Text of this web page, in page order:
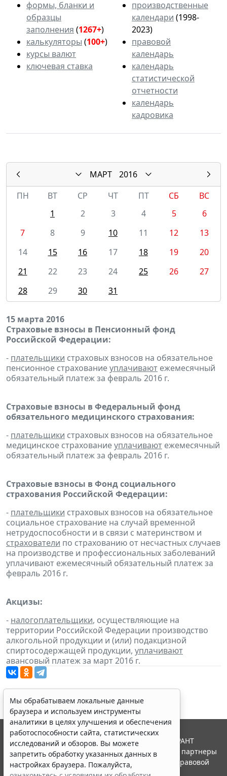
формы, бланки и
образцы
заполнения (1267+)
калькуляторы (100+)
курсы валют
ключевая ставка
производственные
календари (1998-
2023)
правовой
календарь
календарь
статистической
отчетности
календарь
кадровика
МАРТ
2016
ПН
ВТ СР ЧТ ПТ СБ
ВС
1
2 3 4 5
6
7
8 9 10 11 12
13
14
15 16 17 18 19
20
21
22 23 24 25 26
27
28
29 30 31
15 марта 2016
Страховые взносы в Пенсионный фонд
Российской Федерации:
- плательщики страховых взносов на обязательное
пенсионное страхованиеуплачивают ежемесячный
обязательный платеж за февраль 2016 г.
Страховые взносы в Федеральный фонд
обязательного медицинского страхования:
- плательщики страховых взносов на обязательное
медицинское страхованиеуплачивают ежемесячный
обязательный платеж за февраль 2016 г.
Страховые взносы в Фонд социального
страхования Российской Федерации:
- плательщики страховых взносов на обязательное
социальное страхование на случай временной
нетрудоспособности и в связи с материнством и
страхователи по страхованию от несчастных случаев
на производстве и профессиональных заболеваний
уплачивают ежемесячный обязательный платеж за
февраль 2016 г.
Акцизы:
- налогоплательщики, осуществляющие на
территории Российской Федерации производство
алкогольной продукции и (или) подакцизной
спиртосодержащей продукции, уплачивают
авансовый платеж за март 2016 г.
Мы обрабатываем локальные данные
браузера и используем инструменты
аналитики в целях улучшения и обеспечения
работоспособности сайта, статистических
исследований и обзоров. Вы можете
запретить обработку указанных данных в
настройках браузера. Пожалуйста,
© ООО "НПП "ГАРАНТ-СЕРВИС", 2026. Система ГАРАНТ
выпускается с 1990 года. Компания "Гарант" и ее партнеры
являются участниками Российской ассоциации правовой
информации ГАРАНТ.